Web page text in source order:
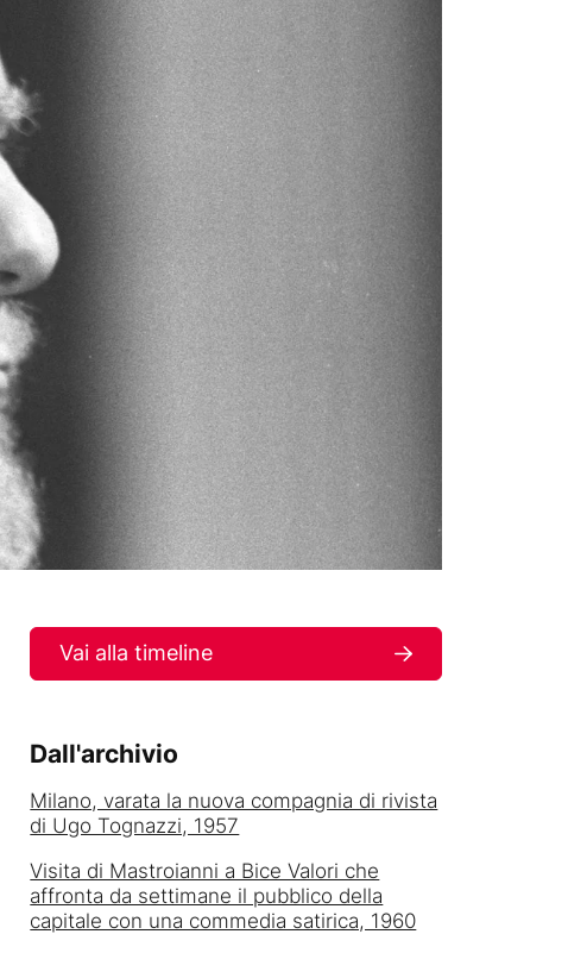
Vai alla timeline
Dall'archivio
Milano, varata la nuova compagnia di rivista
di Ugo Tognazzi, 1957
Visita di Mastroianni a Bice Valori che
affronta da settimane il pubblico della
capitale con una commedia satirica, 1960